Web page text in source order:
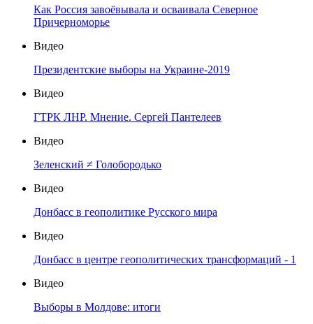
Как Россия завоёвывала и осваивала Северное
Причерноморье
Видео
Президентские выборы на Украине-2019
Видео
ГТРК ЛНР. Мнение. Сергей Пантелеев
Видео
Зеленский ≠ Голобородько
Видео
Донбасс в геополитике Русского мира
Видео
Донбасс в центре геополитических трансформаций - 1
Видео
Выборы в Молдове: итоги